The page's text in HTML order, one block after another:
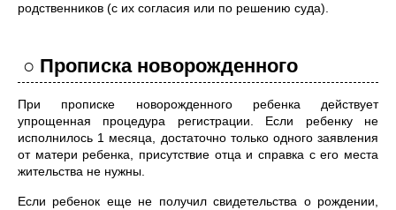
родственников (с их согласия или по решению суда).
○ Прописка новорожденного
При прописке новорожденного ребенка действует
упрощенная процедура регистрации. Если ребенку не
исполнилось 1 месяца, достаточно только одного заявления
от матери ребенка, присутствие отца и справка с его места
жительства не нужны.
Если ребенок еще не получил свидетельства о рождении,